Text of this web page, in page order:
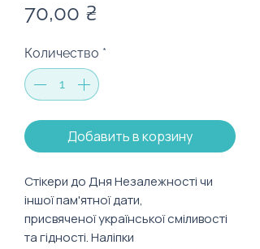
70,00 ₴
Количество *
Добавить в корзину
Стікери до Дня Незалежності чи
іншої пам'ятної дати,
присвяченої української сміливості
та гідності. Наліпки